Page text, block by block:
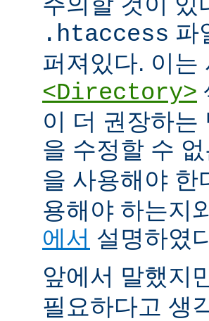
.htaccess 파
퍼져있다. 이는
<Directory>
이 더 권장하는
을 수정할 수
을 사용해야 한
용해야 하는지
에서 설명하였
앞에서 말했지
필요하다고 생